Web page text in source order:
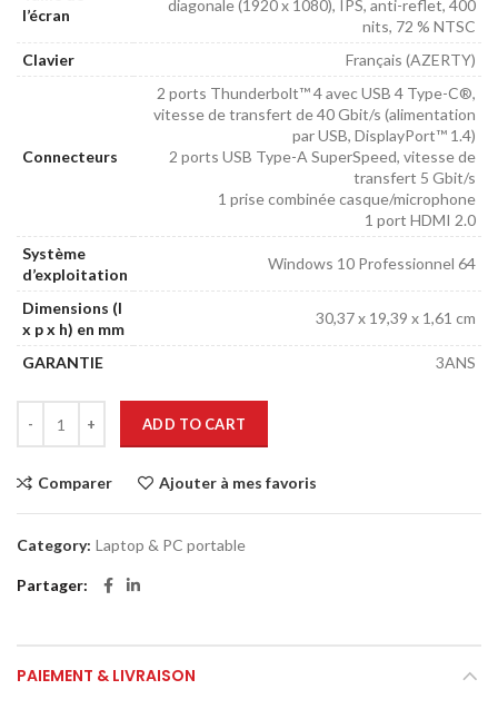
l’écran
diagonale (1920 x 1080), IPS, anti-reflet, 400
nits, 72 % NTSC
Clavier
Français (AZERTY)
Connecteurs
2 ports Thunderbolt™ 4 avec USB 4 Type-C®,
vitesse de transfert de 40 Gbit/s (alimentation
par USB, DisplayPort™ 1.4)
2 ports USB Type-A SuperSpeed, vitesse de
transfert 5 Gbit/s
1 prise combinée casque/microphone
1 port HDMI 2.0
Système
d’exploitation
Windows 10 Professionnel 64
Dimensions (l
x p x h) en mm
30,37 x 19,39 x 1,61 cm
GARANTIE 3ANS
ADD TO CART
Comparer Ajouter à mes favoris
Category: Laptop & PC portable
Partager
PAIEMENT & LIVRAISON